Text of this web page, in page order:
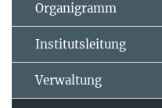
Organigramm
Institutsleitung
Verwaltung